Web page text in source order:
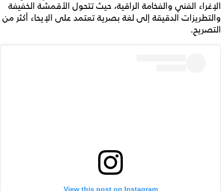
الإغراء الفني والفخامة الراقية، حيث تتحول الأقمشة الخفيفة
والتطريزات الدقيقة إلى لغة بصرية تعتمد على الإيحاء أكثر من
التصريح.
View this post on Instagram